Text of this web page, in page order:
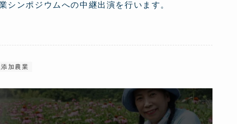
シンポジウムへの中継出演を行います。
添加農業